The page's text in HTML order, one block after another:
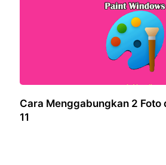
Cara Menggabungkan 2 Foto
11